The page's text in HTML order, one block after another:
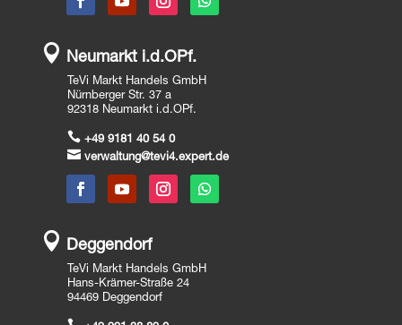
 Neumarkt i.d.OPf.
TeVi Markt Handels GmbH
Nürnberger Str. 37 a
92318 Neumarkt i.d.OPf.
 +49 9181 40 54 0
 verwaltung@tevi4.expert.de
 Deggendorf
TeVi Markt Handels GmbH
Hans-Krämer-Straße 24
94469 Deggendorf